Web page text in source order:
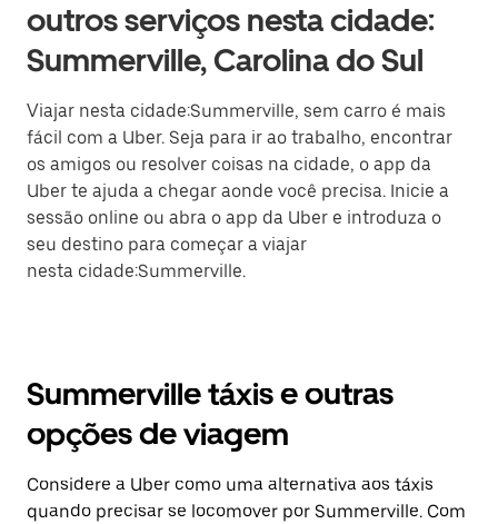
outros serviços nesta cidade:
Summerville, Carolina do Sul
Viajar nesta cidade:Summerville, sem carro é mais
fácil com a Uber. Seja para ir ao trabalho, encontrar
os amigos ou resolver coisas na cidade, o app da
Uber te ajuda a chegar aonde você precisa. Inicie a
sessão online ou abra o app da Uber e introduza o
seu destino para começar a viajar
nesta cidade:Summerville.
Summerville táxis e outras
opções de viagem
Considere a Uber como uma alternativa aos táxis
quando precisar se locomover por Summerville. Com